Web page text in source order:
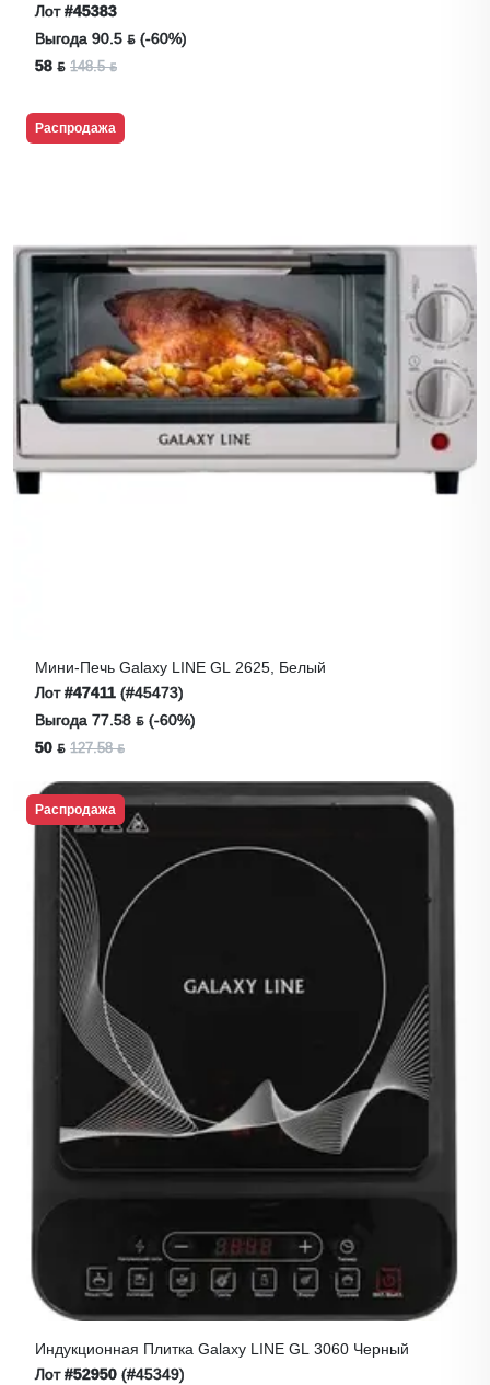
Белый
Лот#45383
Выгода 90.5 ƃ (-60%)
58 ƃ 148.5 ƃ
Распродажа
Мини-Печь Galaxy LINE GL 2625, Белый
Лот#47411 (#45473)
Выгода 77.58 ƃ (-60%)
50 ƃ 127.58 ƃ
Распродажа
Индукционная Плитка Galaxy LINE GL 3060 Черный
Лот#52950 (#45349)